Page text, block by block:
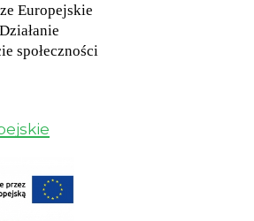
Europejskie
społeczności